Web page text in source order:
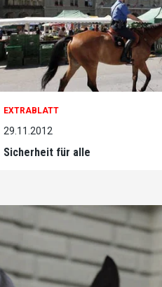
EXTRABLATT
29.11.2012
Sicherheit für alle